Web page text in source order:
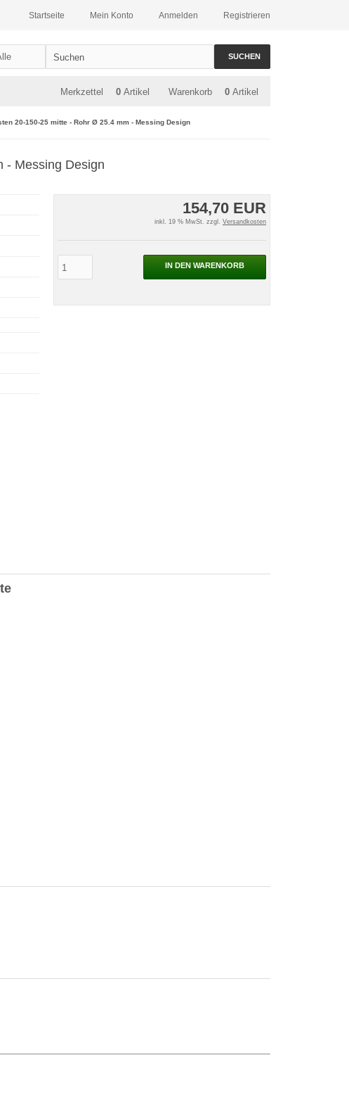
Registrieren
Anmelden
Mein Konto
Startseite
SUCHEN
Warenkorb 0 Artikel
Merkzettel 0 Artikel
20-150-25 mitte - Rohr Ø 25.4 mm - Messing Design
- Messing Design
154,70 EUR
inkl. 19 % MwSt. zzgl. Versandkosten
IN DEN WARENKORB